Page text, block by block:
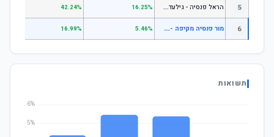
5 ה
ראל פנסיה - גילעד כללי 16.25%
42.24%
6 מ
ור פנסיה מקיפה - עוקב מדדים גמיש 5.46%
16.99%
תשואות